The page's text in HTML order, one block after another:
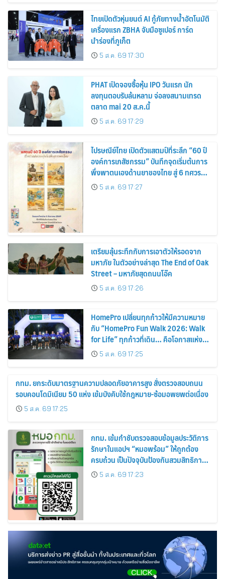
ไทยเปิดตัวหุ่นยนต์ AI กู้ภัยทางน้ำอัตโนมัติ
เครื่องแรก ZBHA จับมือซูเปอร์ การ์ด
นำร่องที่ภูเก็ต
5 ส.ค. 69 17:30
PHAT เปิดจองซื้อหุ้น IPO วันแรก นัก
ลงทุนตอบรับล้นหลาม จ่อลงสนามเทรด
ตลาด mai 20 ส.ค.นี้
5 ส.ค. 69 17:29
ไปรษณีย์ไทย เปิดตัวแสตมป์ที่ระลึก “60 ปี
องค์การเภสัชกรรม” บันทึกจุดเริ่มต้นการ
พึ่งพาตนเองด้านยาของไทย สู่ 6 ทศวรรษ
แห่งการพัฒนาสุขภาพคนไทย
5 ส.ค. 69 17:27
เตรียมลุ้นระทึกกับการเอาตัวให้รอดจาก
มหาภัย ในตัวอย่างล่าสุด The End of Oak
Street – มหาภัยสุดถนนโอ๊ค
5 ส.ค. 69 17:26
HomePro เปลี่ยนทุกก้าวให้มีความหมาย
กับ “HomePro Fun Walk 2026: Walk
for Life” ทุกก้าวที่เดิน… คือโอกาสแห่ง
การมีชีวิต
5 ส.ค. 69 17:25
กทม. ยกระดับมาตรฐานความปลอดภัยอาคารสูง สั่งตรวจสอบถนน
รอบคอนโดมิเนียม 50 แห่ง เข้มบังคับใช้กฎหมาย-ซ้อมอพยพต่อเนื่อง
5 ส.ค. 69 17:25
กทม. เข้มกำชับตรวจสอบข้อมูลประวัติการ
รักษาในแอปฯ “หมอพร้อม” ให้ถูกต้อง
ครบถ้วน เป็นปัจจุบันป้องกันสวมสิทธิการ
รักษา5 ส.ค. 69 17:23